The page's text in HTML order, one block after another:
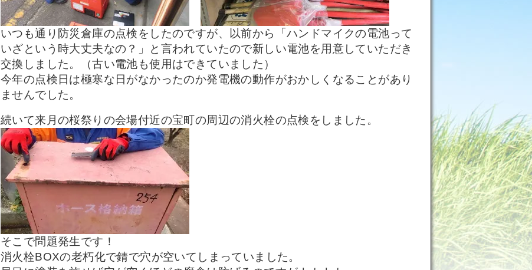
いつも通り防災倉庫の点検をしたのですが、以前から「ハンドマイクの電池って
いざという時大丈夫なの？」と言われていたので新しい電池を用意していただき
交換しました。（古い電池も使用はできていました）
今年の点検日は極寒な日がなかったのか発電機の動作がおかしくなることがあり
ませんでした。
続いて来月の桜祭りの会場付近の宝町の周辺の消火栓の点検をしました。
そこで問題発生です！
消火栓BOXの老朽化で錆で穴が空いてしまっていました。